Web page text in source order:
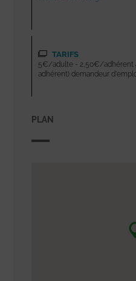
TARIFS
5€/adulte - 2,50€/adhérent
adhérent) demandeur
PLAN